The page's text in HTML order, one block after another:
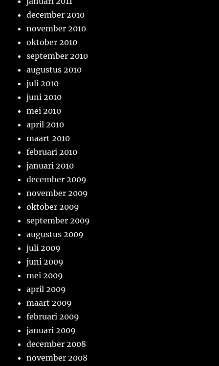
december 2010
november 2010
oktober 2010
september 2010
augustus 2010
juli 2010
juni 2010
mei 2010
april 2010
maart 2010
februari 2010
januari 2010
december 2009
november 2009
oktober 2009
september 2009
augustus 2009
juli 2009
juni 2009
mei 2009
april 2009
maart 2009
februari 2009
januari 2009
december 2008
november 2008